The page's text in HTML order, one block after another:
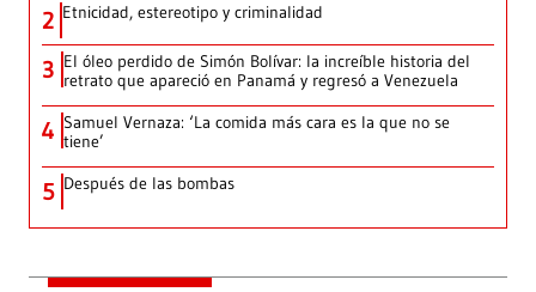
2 Etnicidad, estereotipo y criminalidad
3 El óleo perdido de Simón Bolívar: la increíble historia del
retrato que apareció en Panamá y regresó a Venezuela
4 Samuel Vernaza: ‘La comida más cara es la que no se
tiene’
5 Después de las bombas